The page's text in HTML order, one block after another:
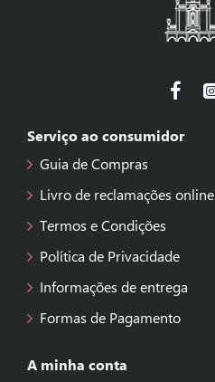
Serviço ao consumidor
Guia de Compras
Livro de reclamações online
Termos e Condições
Política de Privacidade
Informações de entrega
Formas de Pagamento
A minha conta